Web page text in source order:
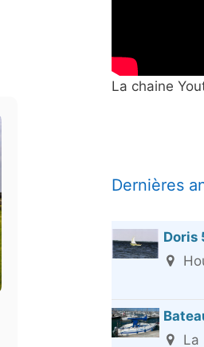
La chaine
Dernières
Doris
La